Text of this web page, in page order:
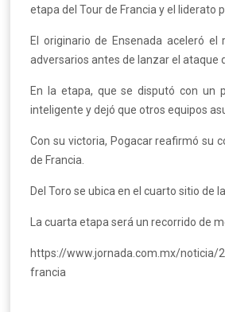
etapa del Tour de Francia y el liderato
El originario de Ensenada aceleró
adversarios antes de lanzar el ataque
En la etapa, que se disputó con un
inteligente y dejó que otros equipos
Con su victoria, Pogacar reafirmó su
de Francia.
Del Toro se ubica en el cuarto sitio de
La cuarta etapa será un recorrido de
https://www.jornada.com.mx/
francia